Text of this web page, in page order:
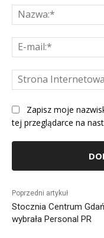
Zapisz moje
tej przeglądarce na
Poprzedni artykuł
Stocznia Centrum
wybrała Personal PR